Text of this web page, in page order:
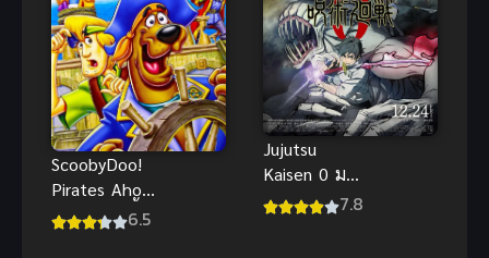
ScoobyDoo!
Pirates Ahoy!
(2006) สคูบี้ดู
6.5
Jujutsu
Kaisen 0 มหา
เวทย์ผนึกมาร
7.8